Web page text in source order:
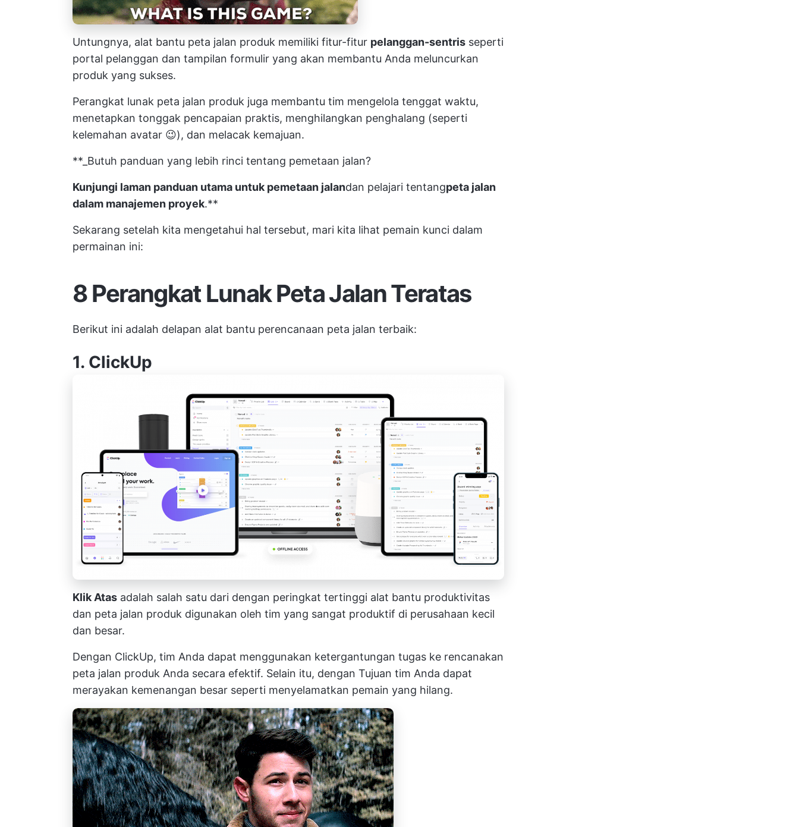
Untungnya, alat bantu peta jalan produk memiliki fitur-fitur pelanggan-sentris seperti
portal pelanggan dan tampilan formulir yang akan membantu Anda meluncurkan
produk yang sukses.
Perangkat lunak peta jalan produk juga membantu tim mengelola tenggat waktu,
menetapkan tonggak pencapaian praktis, menghilangkan penghalang (seperti
kelemahan avatar 😉), dan melacak kemajuan.
**_Butuh panduan yang lebih rinci tentang pemetaan jalan?
Kunjungi laman panduan utama untuk pemetaan jalandan pelajari tentangpeta jalan
dalam manajemen proyek.**
Sekarang setelah kita mengetahui hal tersebut, mari kita lihat pemain kunci dalam
permainan ini:
8 Perangkat Lunak Peta Jalan Teratas
Berikut ini adalah delapan alat bantu perencanaan peta jalan terbaik:
1. ClickUp
Klik Atas adalah salah satu dari dengan peringkat tertinggi alat bantu produktivitas
dan peta jalan produk digunakan oleh tim yang sangat produktif di perusahaan kecil
dan besar.
Dengan ClickUp, tim Anda dapat menggunakan ketergantungan tugas ke rencanakan
peta jalan produk Anda secara efektif. Selain itu, dengan Tujuan tim Anda dapat
merayakan kemenangan besar seperti menyelamatkan pemain yang hilang.